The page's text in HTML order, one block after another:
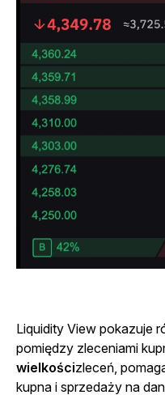
Liquidity View pokazuje
pomiędzy zleceniami
wielkościzleceń,
kupna i sprzedaży na